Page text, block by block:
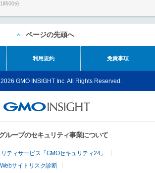
時00分
ページの先頭へ
利用規約 免責事項
GMO INSIGHT Inc. All Rights Reserved.
ループのセキュリティ事業について
ティサービス「GMOセキュリティ24」
Webサイトリスク診断